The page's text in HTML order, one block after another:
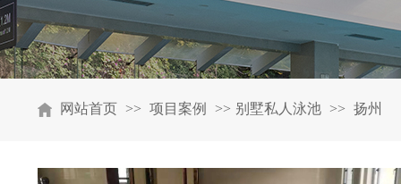
网站首页 >> 项目案例 >> 别墅私人泳池 >> 扬州